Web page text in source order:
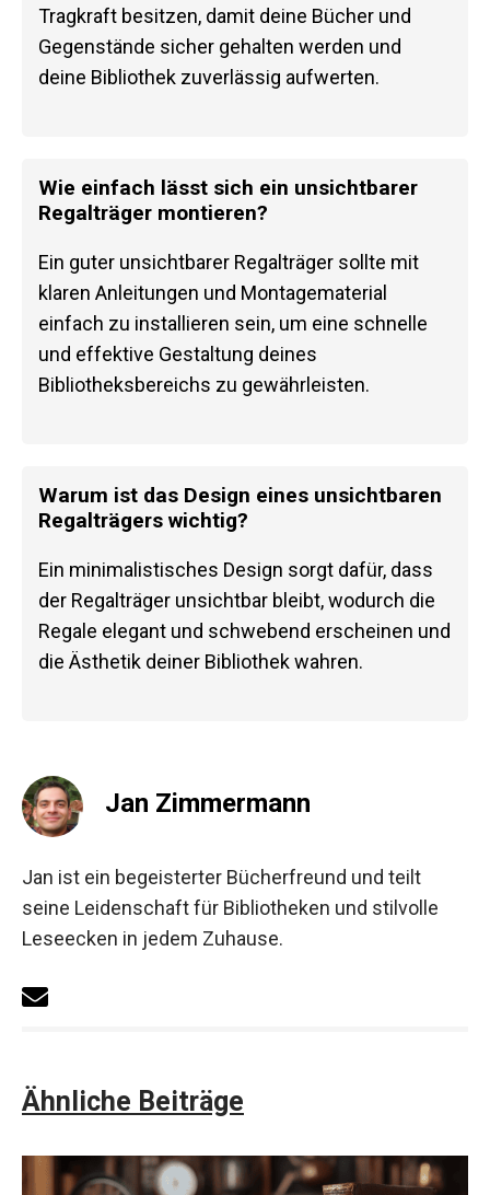
Tragkraft besitzen, damit deine Bücher und
Gegenstände sicher gehalten werden und
deine Bibliothek zuverlässig aufwerten.
Wie einfach lässt sich ein unsichtbarer
Regalträger montieren?
Ein guter unsichtbarer Regalträger sollte mit
klaren Anleitungen und Montagematerial
einfach zu installieren sein, um eine schnelle
und effektive Gestaltung deines
Bibliotheksbereichs zu gewährleisten.
Warum ist das Design eines unsichtbaren
Regalträgers wichtig?
Ein minimalistisches Design sorgt dafür, dass
der Regalträger unsichtbar bleibt, wodurch die
Regale elegant und schwebend erscheinen und
die Ästhetik deiner Bibliothek wahren.
Jan Zimmermann
Jan ist ein begeisterter Bücherfreund und teilt
seine Leidenschaft für Bibliotheken und stilvolle
Leseecken in jedem Zuhause.
Ähnliche Beiträge